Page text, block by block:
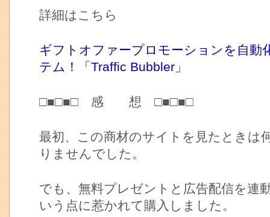
詳細はこちら
ギフトオファープロモーションを自動
テム！「Traffic Bubbler」
□■□■□ 感 想 □■□■□
最初、この商材のサイトを見たときは
りませんでした。
でも、無料プレゼントと広告配信を連
いう点に惹かれて購入しました。